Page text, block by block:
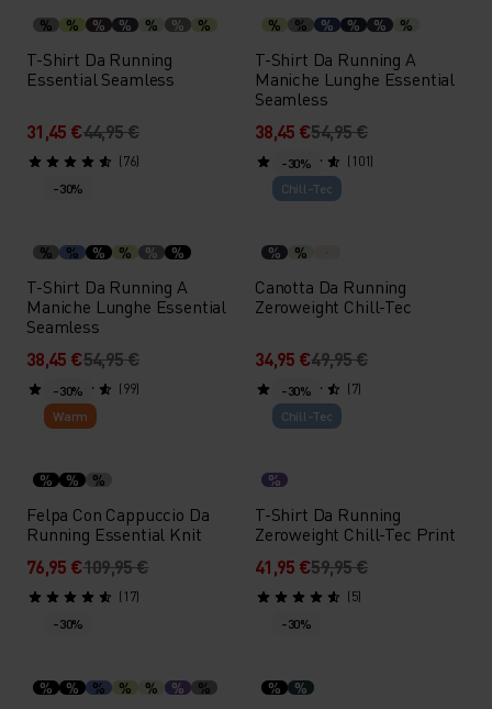
% % % % % % %
T-Shirt Da Running
Essential Seamless
31,45 €44,95 €
(76)
% % % % % %
T-Shirt Da Running A
Maniche Lunghe Essential
Seamless
38,45 €54,95 €
(101)
-30%
% % % % % %
T-Shirt Da Running A
Maniche Lunghe Essential
Seamless
38,45 €54,95 €
(99)
-30%
Chill-Tec
% %
Canotta Da Running
Zeroweight Chill-Tec
34,95 €49,95 €
(7)
-30%
Warm
% % %
Felpa Con Cappuccio Da
Running Essential Knit
76,95 €109,95 €
(17)
-30%
Chill-Tec
%
T-Shirt Da Running
Zeroweight Chill-Tec Print
41,95 €59,95 €
(5)
-30%
% % % % % % %
-30%
% %